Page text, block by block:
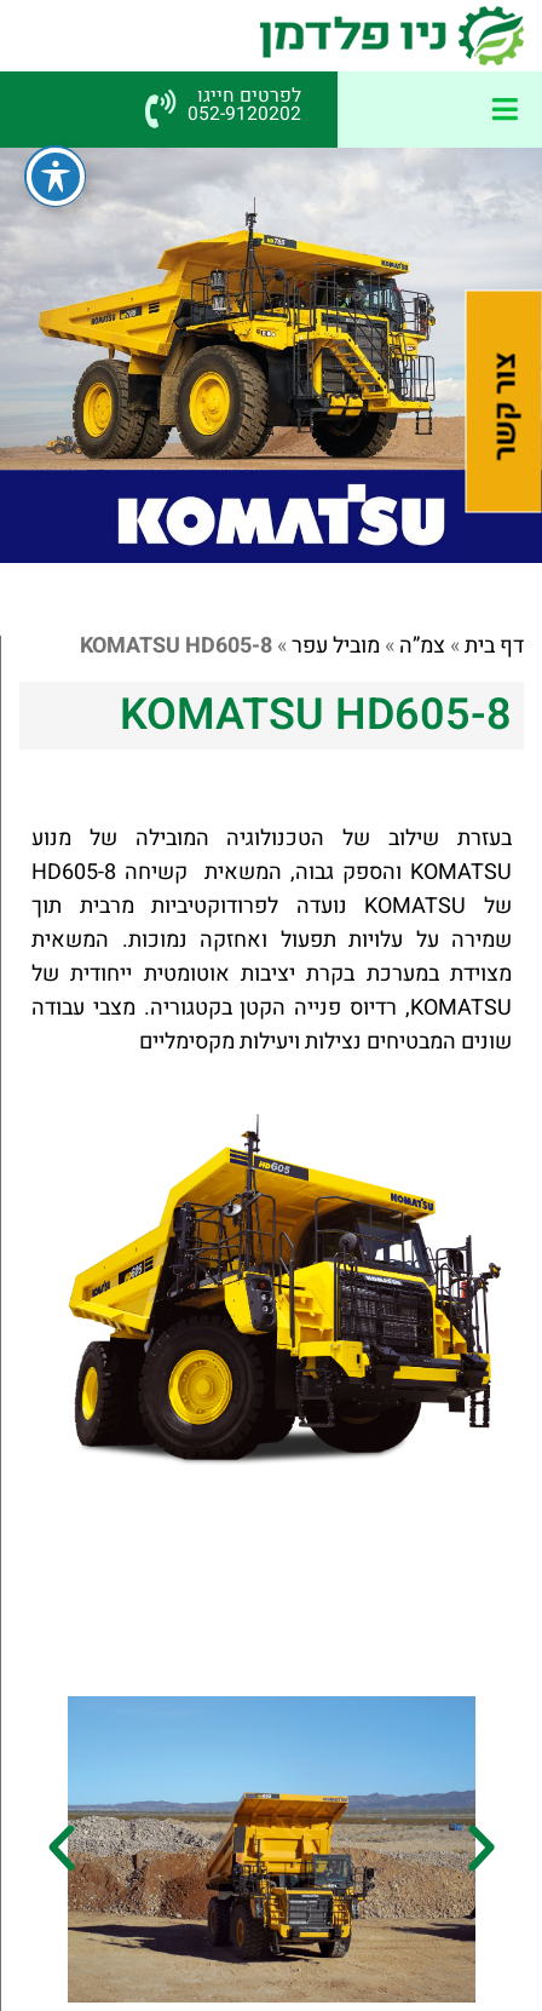
לפרטים חייגו
052-9120202
דף בית» צמ”ה» מוביל עפר»
KOMATSU HD605-8
KOMATSU HD605-8
בעזרת שילוב של הטכנולוגיה המובילה של מנוע
KOMATSU והספק גבוה, המשאית קשיחה HD605-8
של KOMATSU נועדה לפרודוקטיביות מרבית תוך
שמירה על עלויות תפעול ואחזקה נמוכות. המשאית
מצוידת במערכת בקרת יציבות אוטומטית ייחודית של
KOMATSU, רדיוס פנייה הקטן בקטגוריה. מצבי עבודה
שונים המבטיחים נצילות ויעילות מקסימליים
צור קשר